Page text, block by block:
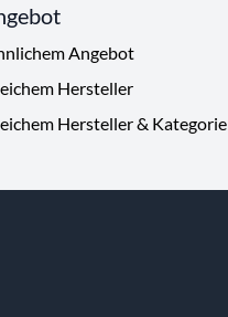
Angebot
Hersteller
Hersteller & Kategorie